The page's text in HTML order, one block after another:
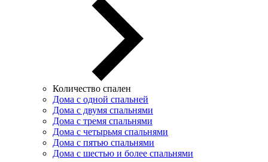
Количество спален
Дома с одной спальней
Дома с двумя спальнями
Дома с тремя спальнями
Дома с четырьмя спальнями
Дома с пятью спальнями
Дома с шестью и более спальнями